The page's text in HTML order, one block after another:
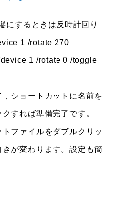
にするときは反時計回り
1 /rotate 270
1 /rotate 0 /toggle
ショートカットに名前を
すれば準備完了です。
ファイルをダブルクリッ
が変わります。設定も簡